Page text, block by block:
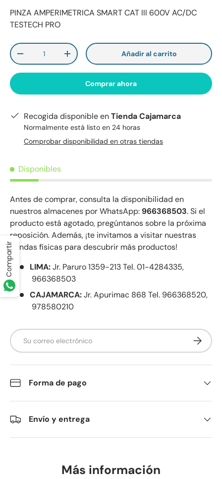
PINZA AMPERIMETRICA SMART CAT III 600V AC/DC
TESTECH PRO
Cant.
-
+ Añadir al carrito
Comprar ahora
Recogida disponible enTienda Cajamarca
Normalmente está listo en 24 horas
Comprobar disponibilidad en otras tiendas
Disponibles
Antes de comprar, consulta la disponibilidad en
nuestros almacenes por WhatsApp: 966368503. Si el
producto está agotado, pregúntanos sobre la próxima
reposición. Además, ¡te invitamos a visitar nuestras
tiendas físicas para descubrir más productos!
LIMA:Jr. Paruro 1359-213 Tel. 01-4284335,
966368503
CAJAMARCA:Jr. Apurimac 868 Tel. 966368520,
978580210
Correo electrónico
Forma de pago
Envío y entrega
Más información
Compartir